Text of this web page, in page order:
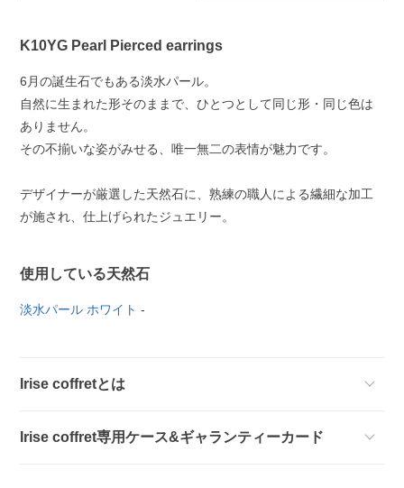
K10YG Pearl Pierced earrings
6月の誕生石でもある淡水パール。
自然に生まれた形そのままで、ひとつとして同じ形・同じ色は
ありません。
その不揃いな姿がみせる、唯一無二の表情が魅力です。
デザイナーが厳選した天然石に、熟練の職人による繊細な加工
が施され、仕上げられたジュエリー。
使用している天然石
淡水パール ホワイト -
Irise coffretとは
Irise coffret専用ケース&ギャランティーカード